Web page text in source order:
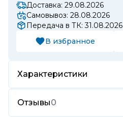
Доставка: 29.08.2026
Самовывоз: 28.08.2026
Передача в ТК: 31.08.2026
В избранное
Характеристики
Отзывы0